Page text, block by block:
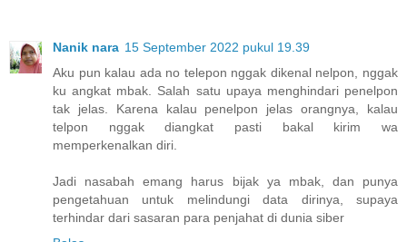
Nanik nara 15 September 2022 pukul 19.39
Aku pun kalau ada no telepon nggak dikenal nelpon, nggak
ku angkat mbak. Salah satu upaya menghindari penelpon
tak jelas. Karena kalau penelpon jelas orangnya, kalau
telpon nggak diangkat pasti bakal kirim wa
memperkenalkan diri.
Jadi nasabah emang harus bijak ya mbak, dan punya
pengetahuan untuk melindungi data dirinya, supaya
terhindar dari sasaran para penjahat di dunia siber